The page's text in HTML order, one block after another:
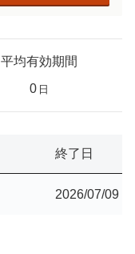
平均有効期間
0 日
終了日
2026/07/09